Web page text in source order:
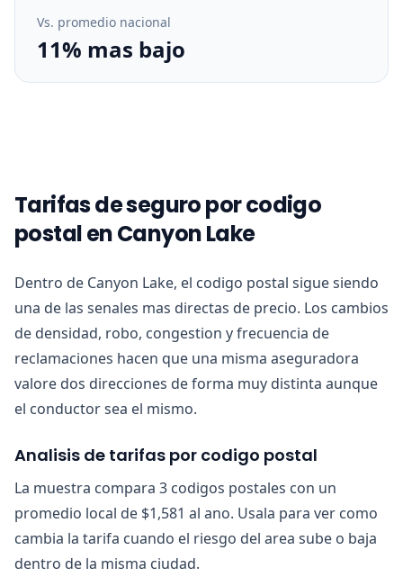
Vs. promedio nacional
11% mas bajo
Tarifas de seguro por codigo
postal en Canyon Lake
Dentro de Canyon Lake, el codigo postal sigue siendo
una de las senales mas directas de precio. Los cambios
de densidad, robo, congestion y frecuencia de
reclamaciones hacen que una misma aseguradora
valore dos direcciones de forma muy distinta aunque
el conductor sea el mismo.
Analisis de tarifas por codigo postal
La muestra compara 3 codigos postales con un
promedio local de $1,581 al ano. Usala para ver como
cambia la tarifa cuando el riesgo del area sube o baja
dentro de la misma ciudad.